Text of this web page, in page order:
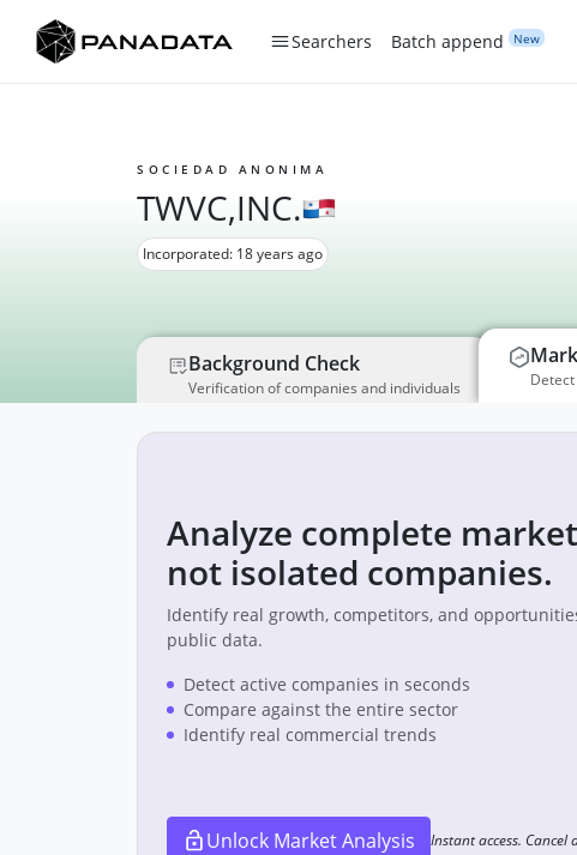
Searchers Batch append New
SOCIEDAD ANONIMA
TWVC,INC.
Incorporated: 18 years ago
Background Check
Verification of companies and individuals
Analyze complete
not isolated companies.
Identify real growth, competitors, and
public data.
Detect active companies in seconds
Compare against the entire sector
Identify real commercial trends
Unlock Market Analysis Instant access. Cancel